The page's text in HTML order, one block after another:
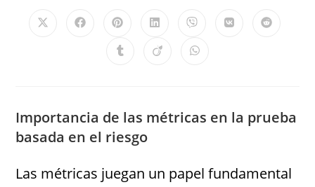
Importancia de las métricas en la prueba
basada en el riesgo
Las métricas juegan un papel fundamental